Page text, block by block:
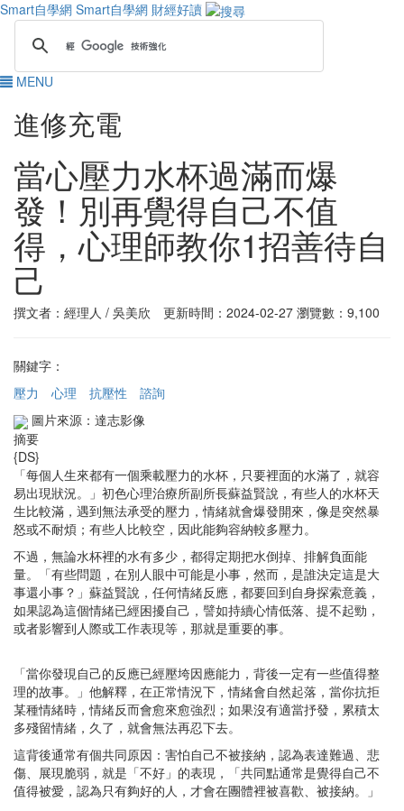
Smart自學網 Smart自學網 財經好讀
MENU
進修充電
當心壓力水杯過滿而爆
發！別再覺得自己不值
得，心理師教你1招善待自
己
撰文者：經理人 / 吳美欣 更新時間：2024-02-27 瀏覽數：9,100
關鍵字：
壓力
心理 抗壓性
諮詢
圖片來源：達志影像
摘要
{DS}
「每個人生來都有一個乘載壓力的水杯，只要裡面的水滿了，就容
易出現狀況。」初色心理治療所副所長蘇益賢說，有些人的水杯天
生比較滿，遇到無法承受的壓力，情緒就會爆發開來，像是突然暴
怒或不耐煩；有些人比較空，因此能夠容納較多壓力。
不過，無論水杯裡的水有多少，都得定期把水倒掉、排解負面能
量。「有些問題，在別人眼中可能是小事，然而，是誰決定這是大
事還小事？」蘇益賢說，任何情緒反應，都要回到自身探索意義，
如果認為這個情緒已經困擾自己，譬如持續心情低落、提不起勁，
或者影響到人際或工作表現等，那就是重要的事。
「當你發現自己的反應已經壓垮因應能力，背後一定有一些值得整
理的故事。」他解釋，在正常情況下，情緒會自然起落，當你抗拒
某種情緒時，情緒反而會愈來愈強烈；如果沒有適當抒發，累積太
多殘留情緒，久了，就會無法再忍下去。
這背後通常有個共同原因：害怕自己不被接納，認為表達難過、悲
傷、展現脆弱，就是「不好」的表現，「共同點通常是覺得自己不
值得被愛，認為只有夠好的人，才會在團體裡被喜歡、被接納。」